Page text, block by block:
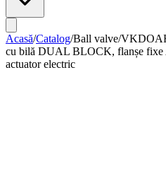
Acasă/Catalog/Ball valve/
cu bilă DUAL BLOCK, flanșe fixe
actuator electric